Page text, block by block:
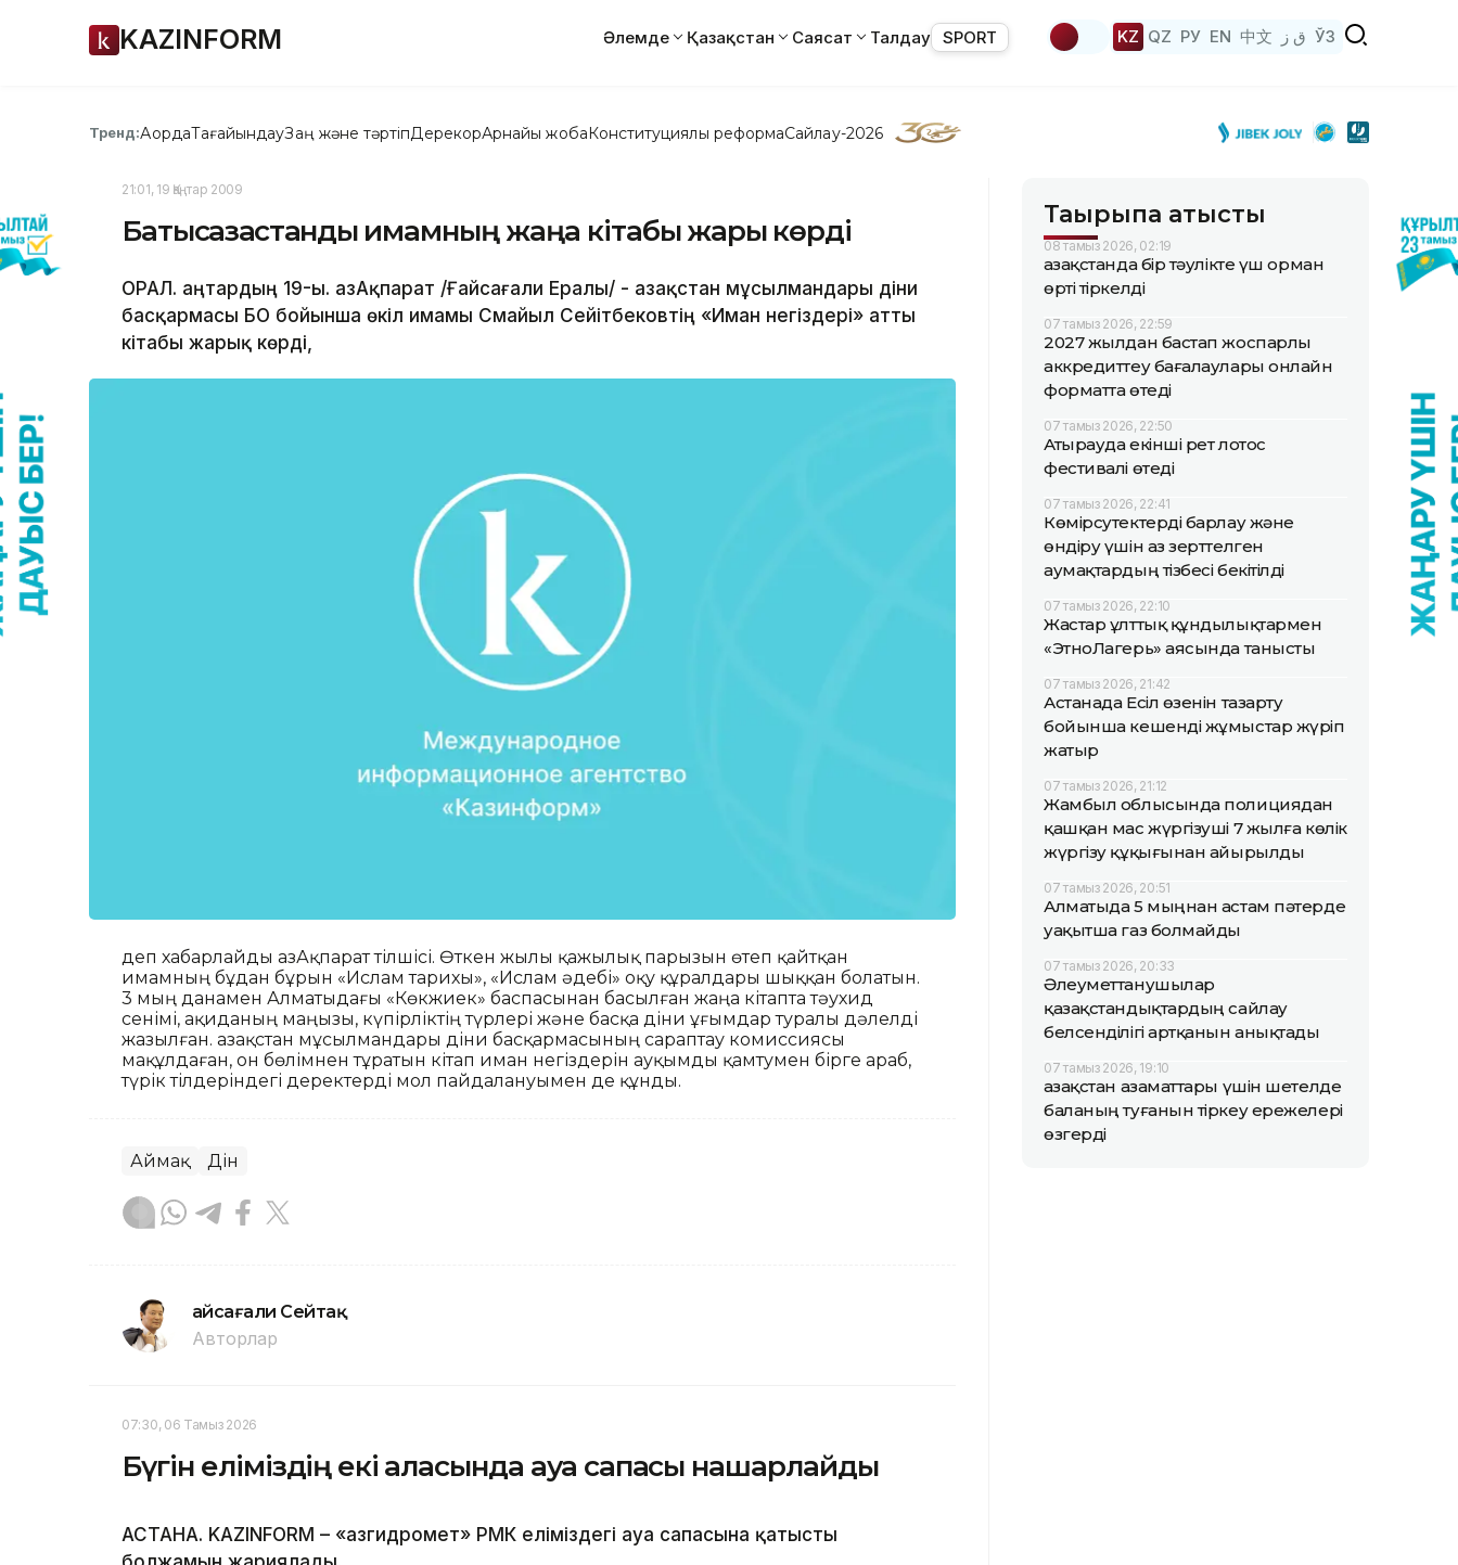
KAZINFORM Әлемде Қазақстан Саясат Талдау SPORT KZ QZ РУ EN 中文 ق ز ЎЗ
Тренд:АқордаТағайындауЗаң және тәртіпДерекқорАрнайы жобаКонституциялық реформаСайлау-2026
21:01, 19 Қаңтар 2009
Батысқазақстандық имамның жаңа кітабы жарық көрді
ОРАЛ. Қаңтардың 19-ы. ҚазАқпарат /Ғайсағали Ералы/ - Қазақстан мұсылмандары діни
басқармасы БҚО бойынша өкіл имамы Смайыл Сейітбековтің «Иман негіздері» атты
кітабы жарық көрді,
деп хабарлайды ҚазАқпарат тілшісі. Өткен жылы қажылық парызын өтеп қайтқан
имамның бұдан бұрын «Ислам тарихы», «Ислам әдебі» оқу құралдары шыққан болатын.
3 мың данамен Алматыдағы «Көкжиек» баспасынан басылған жаңа кітапта тәухид
сенімі, ақиданың маңызы, күпірліктің түрлері және басқа діни ұғымдар туралы дәлелді
жазылған. Қазақстан мұсылмандары діни басқармасының сараптау комиссиясы
мақұлдаған, он бөлімнен тұратын кітап иман негіздерін ауқымды қамтумен бірге араб,
түрік тілдеріндегі деректерді мол пайдалануымен де құнды.
Аймақ Дін
Ғайсағали Сейтақ
Авторлар
07:30, 06 Тамыз 2026
Бүгін еліміздің екі қаласында ауа сапасы нашарлайды
АСТАНА. KAZINFORM – «Қазгидромет» РМК еліміздегі ауа сапасына қатысты
Тақырыпқа қатысты
08 тамыз 2026, 02:19
Қазақстанда бір тәулікте үш орман
өрті тіркелді
07 тамыз 2026, 22:59
2027 жылдан бастап жоспарлы
аккредиттеу бағалаулары онлайн
форматта өтеді
07 тамыз 2026, 22:50
Атырауда екінші рет лотос
фестивалі өтеді
07 тамыз 2026, 22:41
Көмірсутектерді барлау және
өндіру үшін аз зерттелген
аумақтардың тізбесі бекітілді
07 тамыз 2026, 22:10
Жастар ұлттық құндылықтармен
«ЭтноЛагерь» аясында танысты
07 тамыз 2026, 21:42
Астанада Есіл өзенін тазарту
бойынша кешенді жұмыстар жүріп
жатыр
07 тамыз 2026, 21:12
Жамбыл облысында полициядан
қашқан мас жүргізуші 7 жылға көлік
жүргізу құқығынан айырылды
07 тамыз 2026, 20:51
Алматыда 5 мыңнан астам пәтерде
уақытша газ болмайды
07 тамыз 2026, 20:33
Әлеуметтанушылар
қазақстандықтардың сайлау
белсенділігі артқанын анықтады
07 тамыз 2026, 19:10
Қазақстан азаматтары үшін шетелде
баланың туғанын тіркеу ережелері
өзгерді